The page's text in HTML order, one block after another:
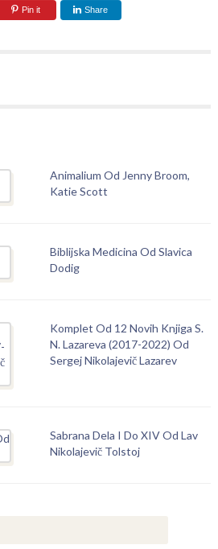
Pin it Share
Animalium Od Jenny Broom,
Katie Scott
Biblijska Medicina Od Slavica
Dodig
Komplet Od 12 Novih Knjiga S.
N. Lazareva (2017-2022) Od
Sergej Nikolajevič Lazarev
Sabrana Dela I Do XIV Od Lav
Nikolajevič Tolstoj